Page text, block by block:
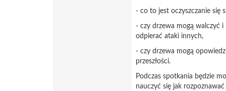
- co to jest oczyszczanie się
- czy drzewa mogą walczyć i
odpierać ataki innych,
- czy drzewa mogą
przeszłości.
Podczas spotkania będzie
nauczyć się jak rozpoznawać